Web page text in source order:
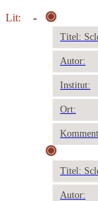
Lit: -
Titel:
Autor:
Institut:
Ort:
Titel:
Autor: